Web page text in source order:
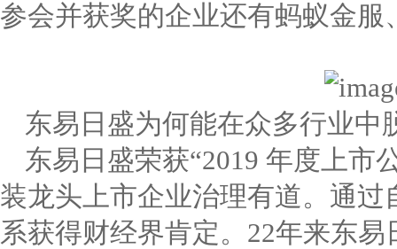
参会并获奖的企业还有蚂蚁金
东易日盛为何能在众多行业中
东易日盛荣获“2019 年度上市
装龙头上市企业治理有道。通
系获得财经界肯定。22年来东